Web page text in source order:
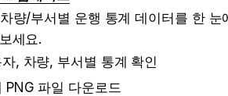
량/부서별 운행 통계 데이터를 한 눈
세요.
, 차량, 부서별 통계 확인
PNG 파일 다운로드